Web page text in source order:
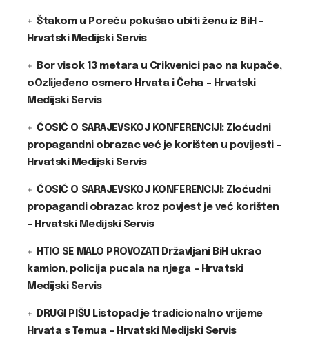
Štakom u Poreču pokušao ubiti ženu iz BiH –
Hrvatski Medijski Servis
Bor visok 13 metara u Crikvenici pao na kupače,
oOzlijeđeno osmero Hrvata i Čeha – Hrvatski
Medijski Servis
ĆOSIĆ O SARAJEVSKOJ KONFERENCIJI: Zloćudni
propagandni obrazac već je korišten u povijesti –
Hrvatski Medijski Servis
ĆOSIĆ O SARAJEVSKOJ KONFERENCIJI: Zloćudni
propagandi obrazac kroz povjest je već korišten
– Hrvatski Medijski Servis
HTIO SE MALO PROVOZATI Državljani BiH ukrao
kamion, policija pucala na njega – Hrvatski
Medijski Servis
DRUGI PIŠU Listopad je tradicionalno vrijeme
Hrvata s Temua – Hrvatski Medijski Servis